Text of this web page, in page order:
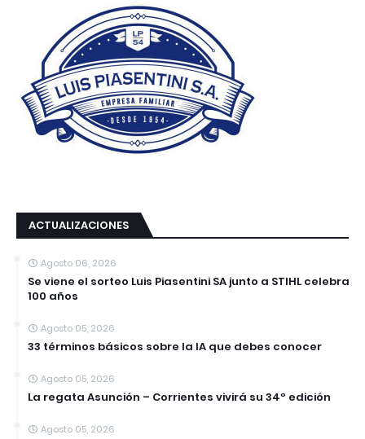
ACTUALIZACIONES
Agosto 06, 2026
Se viene el sorteo Luis Piasentini SA junto a STIHL celebra
100 años
Agosto 05, 2026
33 términos básicos sobre la IA que debes conocer
Agosto 05, 2026
La regata Asunción – Corrientes vivirá su 34º edición
Agosto 05, 2026